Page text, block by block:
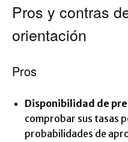
Pros y contras
orientación
Pros
Disponibilidad de
comprobar sus tasas
probabilidades de